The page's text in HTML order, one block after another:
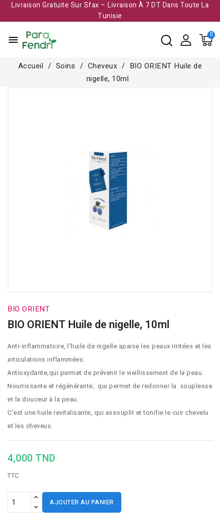
Livraison Gratuite Sur Sfax – Livraison À 7 DT Dans Toute La
Tunisie​
menu
Accueil Soins Cheveux
BIO ORIENT Huile de
nigelle, 10ml
BIO ORIENT
BIO ORIENT Huile de nigelle, 10ml
Anti-inflammatoire, l'huile de nigelle apaise les peaux irritées et les
articulations inflammées.
Antioxydante,qui permet de prévenir le vieillissement de la peau.
Nourrissante et régénérante, qui permet de redonner la souplesse
et la douceur à la peau.
C'est une huile revitalisante, qui assouplit et tonifie le cuir chevelu
et les cheveux.
4,000 TND
TTC
AJOUTER AU PANIER